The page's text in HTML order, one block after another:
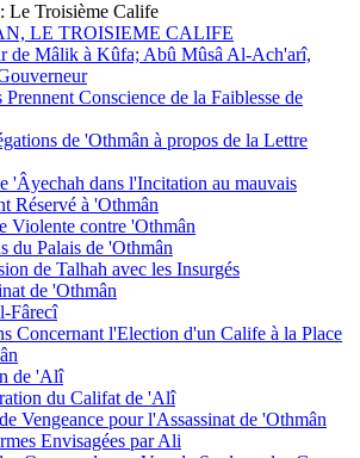
Le Troisième Calife
LE TROISIEME CALIFE
de Mâlik à Kûfa; Abû Mûsâ Al-Ach'arî,
Prennent Conscience de la Faiblesse de
de 'Othmân à propos de la Lettre
'Âyechah dans l'Incitation au mauvais
Réservé à 'Othmân
Violente contre 'Othmân
du Palais de 'Othmân
de Talhah avec les Insurgés
de 'Othmân
Fârecî
Concernant l'Election d'un Calife à la Place
de 'Alî
du Califat de 'Alî
Vengeance pour l'Assassinat de 'Othmân
Envisagées par Ali